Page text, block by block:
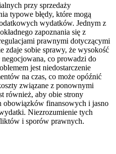
przy sprzedaży
typowe błędy, które mogą
wydatków. Jednym z
zapoznania się z
prawnymi dotyczącymi
zdaje sobie sprawy, że wysokość
co prowadzi do
jest niedostarczenie
na czas, co może opóźnić
związane z ponownymi
również, aby obie strony
obowiązków finansowych i jasno
Niezrozumienie tych
i sporów prawnych.